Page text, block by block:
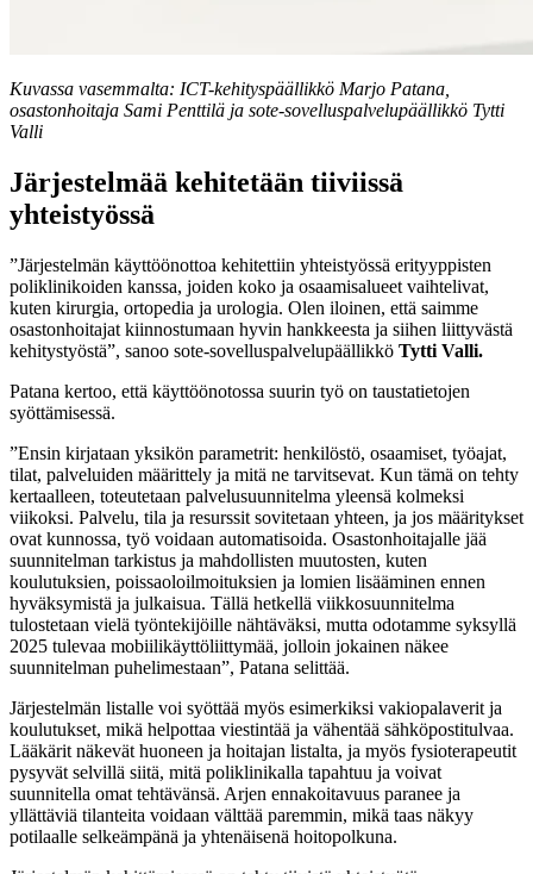
Kuvassa vasemmalta: ICT-kehityspäällikkö Marjo Patana,
osastonhoitaja Sami Penttilä ja sote-sovelluspalvelupäällikkö Tytti
Valli
Järjestelmää kehitetään tiiviissä
yhteistyössä
”Järjestelmän käyttöönottoa kehitettiin yhteistyössä erityyppisten
poliklinikoiden kanssa, joiden koko ja osaamisalueet vaihtelivat,
kuten kirurgia, ortopedia ja urologia. Olen iloinen, että saimme
osastonhoitajat kiinnostumaan hyvin hankkeesta ja siihen liittyvästä
kehitystyöstä”, sanoo sote-sovelluspalvelupäällikkö Tytti Valli.
Patana kertoo, että käyttöönotossa suurin työ on taustatietojen
syöttämisessä.
”Ensin kirjataan yksikön parametrit: henkilöstö, osaamiset, työajat,
tilat, palveluiden määrittely ja mitä ne tarvitsevat. Kun tämä on tehty
kertaalleen, toteutetaan palvelusuunnitelma yleensä kolmeksi
viikoksi. Palvelu, tila ja resurssit sovitetaan yhteen, ja jos määritykset
ovat kunnossa, työ voidaan automatisoida. Osastonhoitajalle jää
suunnitelman tarkistus ja mahdollisten muutosten, kuten
koulutuksien, poissaoloilmoituksien ja lomien lisääminen ennen
hyväksymistä ja julkaisua. Tällä hetkellä viikkosuunnitelma
tulostetaan vielä työntekijöille nähtäväksi, mutta odotamme syksyllä
2025 tulevaa mobiilikäyttöliittymää, jolloin jokainen näkee
suunnitelman puhelimestaan”, Patana selittää.
Järjestelmän listalle voi syöttää myös esimerkiksi vakiopalaverit ja
koulutukset, mikä helpottaa viestintää ja vähentää sähköpostitulvaa.
Lääkärit näkevät huoneen ja hoitajan listalta, ja myös fysioterapeutit
pysyvät selvillä siitä, mitä poliklinikalla tapahtuu ja voivat
suunnitella omat tehtävänsä. Arjen ennakoitavuus paranee ja
yllättäviä tilanteita voidaan välttää paremmin, mikä taas näkyy
potilaalle selkeämpänä ja yhtenäisenä hoitopolkuna.